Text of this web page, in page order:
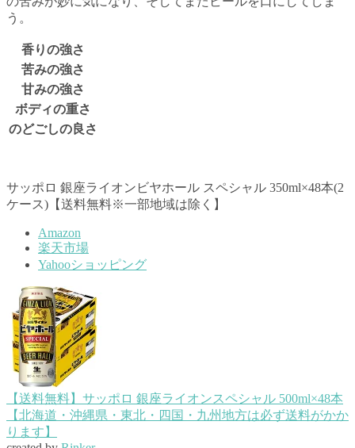
う。
香りの強さ
苦みの強さ
甘みの強さ
ボディの重さ
のどごしの良さ
サッポロ 銀座ライオンビヤホール スペシャル 350ml×48本(2
ケース)【送料無料※一部地域は除く】
Amazon
楽天市場
Yahooショッピング
【送料無料】サッポロ 銀座ライオンスペシャル 500ml×48本
【北海道・沖縄県・東北・四国・九州地方は必ず送料がかか
ります】